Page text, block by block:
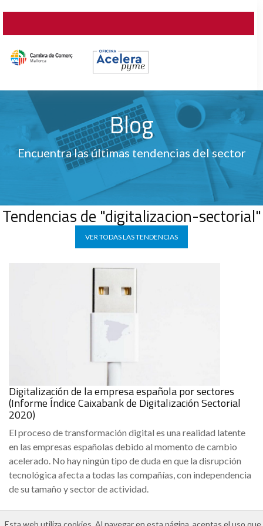
Blog
Encuentra las últimas tendencias del sector
Tendencias de "digitalizacion-sectorial"
VER TODAS LAS TENDENCIAS
Digitalización de la empresa española por sectores
(Informe Índice Caixabank de Digitalización Sectorial
2020)
El proceso de transformación digital es una realidad latente
en las empresas españolas debido al momento de cambio
acelerado. No hay ningún tipo de duda en que la disrupción
tecnológica afecta a todas las compañías, con independencia
de su tamaño y sector de actividad.
Esta web utiliza cookies. Al navegar en esta página, aceptas el uso que